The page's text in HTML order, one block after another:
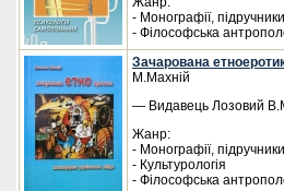
- Монографії, підручники
- Філософська
Зачарована
М.Махній
— Видавець Лозовий
Жанр:
- Монографії, підручники
- Культурологія
- Філософська